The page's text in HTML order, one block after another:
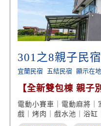
301之8親子民宿
宜蘭民宿 五結民宿 顯示在
【全新雙包棟 親子
車】
電動小賽車｜電動麻將
戲｜烤肉｜戲水池｜浴缸